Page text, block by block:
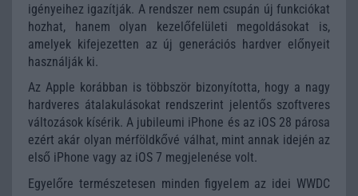
igényeihez igazítják. A rendszer nem csupán új funkciókat
hozhat, hanem olyan kezelőfelületi megoldásokat is,
amelyek kifejezetten az új generációs hardver előnyeit
használják ki.
Az Apple korábban is többször bizonyította, hogy a nagy
hardveres átalakulásokat rendszerint jelentős szoftveres
változások kísérik. A jubileumi iPhone és az iOS 28 párosa
ezért akár olyan mérföldkővé válhat, mint annak idején az
első iPhone vagy az iOS 7 megjelenése volt.
Egyelőre természetesen minden figyelem az idei WWDC